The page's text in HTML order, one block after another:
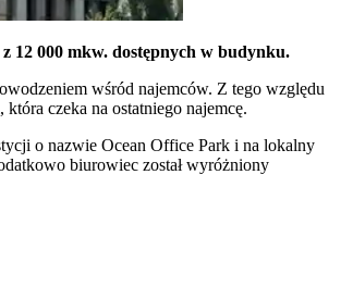
12 000 mkw. dostępnych w budynku.
wśród najemców. Z tego względu
czeka na ostatniego najemcę.
o nazwie Ocean Office Park i na lokalny
biurowiec został wyróżniony